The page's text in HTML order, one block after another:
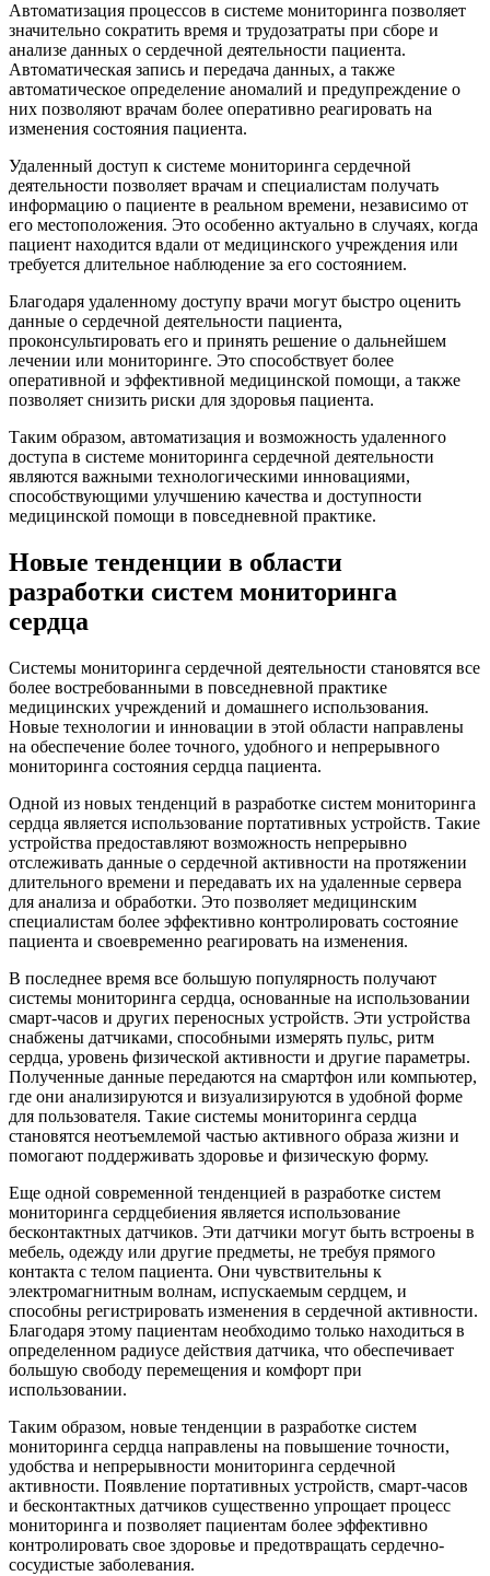
Автоматизация процессов в системе мониторинга позволяет
значительно сократить время и трудозатраты при сборе и
анализе данных о сердечной деятельности пациента.
Автоматическая запись и передача данных, а также
автоматическое определение аномалий и предупреждение о
них позволяют врачам более оперативно реагировать на
изменения состояния пациента.
Удаленный доступ к системе мониторинга сердечной
деятельности позволяет врачам и специалистам получать
информацию о пациенте в реальном времени, независимо от
его местоположения. Это особенно актуально в случаях, когда
пациент находится вдали от медицинского учреждения или
требуется длительное наблюдение за его состоянием.
Благодаря удаленному доступу врачи могут быстро оценить
данные о сердечной деятельности пациента,
проконсультировать его и принять решение о дальнейшем
лечении или мониторинге. Это способствует более
оперативной и эффективной медицинской помощи, а также
позволяет снизить риски для здоровья пациента.
Таким образом, автоматизация и возможность удаленного
доступа в системе мониторинга сердечной деятельности
являются важными технологическими инновациями,
способствующими улучшению качества и доступности
медицинской помощи в повседневной практике.
Новые тенденции в области
разработки систем мониторинга
сердца
Системы мониторинга сердечной деятельности становятся все
более востребованными в повседневной практике
медицинских учреждений и домашнего использования.
Новые технологии и инновации в этой области направлены
на обеспечение более точного, удобного и непрерывного
мониторинга состояния сердца пациента.
Одной из новых тенденций в разработке систем мониторинга
сердца является использование портативных устройств. Такие
устройства предоставляют возможность непрерывно
отслеживать данные о сердечной активности на протяжении
длительного времени и передавать их на удаленные сервера
для анализа и обработки. Это позволяет медицинским
специалистам более эффективно контролировать состояние
пациента и своевременно реагировать на изменения.
В последнее время все большую популярность получают
системы мониторинга сердца, основанные на использовании
смарт-часов и других переносных устройств. Эти устройства
снабжены датчиками, способными измерять пульс, ритм
сердца, уровень физической активности и другие параметры.
Полученные данные передаются на смартфон или компьютер,
где они анализируются и визуализируются в удобной форме
для пользователя. Такие системы мониторинга сердца
становятся неотъемлемой частью активного образа жизни и
помогают поддерживать здоровье и физическую форму.
Еще одной современной тенденцией в разработке систем
мониторинга сердцебиения является использование
бесконтактных датчиков. Эти датчики могут быть встроены в
мебель, одежду или другие предметы, не требуя прямого
контакта с телом пациента. Они чувствительны к
электромагнитным волнам, испускаемым сердцем, и
способны регистрировать изменения в сердечной активности.
Благодаря этому пациентам необходимо только находиться в
определенном радиусе действия датчика, что обеспечивает
большую свободу перемещения и комфорт при
использовании.
Таким образом, новые тенденции в разработке систем
мониторинга сердца направлены на повышение точности,
удобства и непрерывности мониторинга сердечной
активности. Появление портативных устройств, смарт-часов
и бесконтактных датчиков существенно упрощает процесс
мониторинга и позволяет пациентам более эффективно
контролировать свое здоровье и предотвращать сердечно-
сосудистые заболевания.